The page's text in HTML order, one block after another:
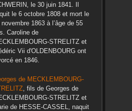
, le 30 juin 1841. Il
le 6 octobre 1808et mort le
novembre 1863à l’âge de 55
Carolinede
STRELITZet
Vii d'OLDENBOURGont
en 1846.
de MECKLEMBOURG-
, fils de Georges de
STRELITZet
de HESSE-CASSEL, naquit